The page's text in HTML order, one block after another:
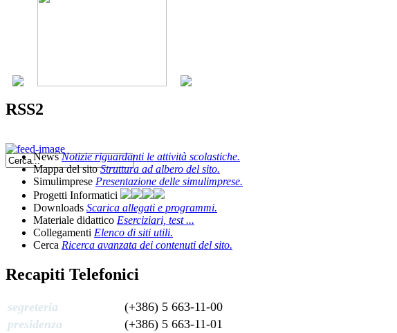
RSS2
NewsNotizie riguardanti le attività scolastiche.
Mappa del sitoStruttura ad albero del sito.
Simulimprese Presentazione delle simulimprese.
Progetti Informatici
Downloads Scarica allegati e programmi.
Materiale didattico Eserciziari, test ...
Collegamenti Elenco di siti utili.
Cerca Ricerca avanzata dei contenuti del sito.
Recapiti Telefonici
segreteria
(+386) 5 663-11-00
presidenza
(+386) 5 663-11-01